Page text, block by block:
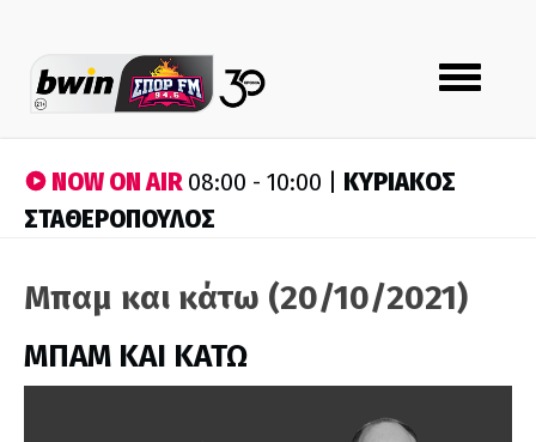
Toggle
navigation
NOW ON AIR08:00 - 10:00 | ΚΥΡΙΑΚΟΣ
ΣΤΑΘΕΡΟΠΟΥΛΟΣ
Μπαμ και κάτω (20/10/2021)
ΜΠΑΜ ΚΑΙ ΚΑΤΩ